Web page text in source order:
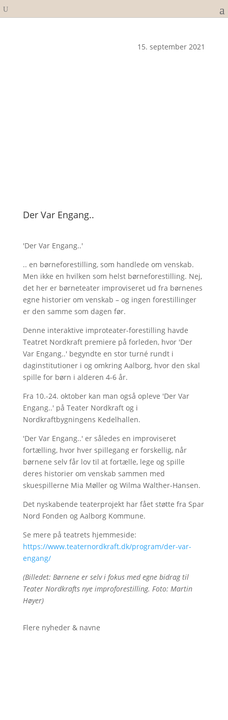
15. september 2021
Der Var Engang..
'Der Var Engang..'
.. en børneforestilling, som handlede om venskab.
Men ikke en hvilken som helst børneforestilling. Nej,
det her er børneteater improviseret ud fra børnenes
egne historier om venskab – og ingen forestillinger
er den samme som dagen før.
Denne interaktive improteater-forestilling havde
Teatret Nordkraft premiere på forleden, hvor 'Der
Var Engang..' begyndte en stor turné rundt i
daginstitutioner i og omkring Aalborg, hvor den skal
spille for børn i alderen 4-6 år.
Fra 10.-24. oktober kan man også opleve 'Der Var
Engang..' på Teater Nordkraft og i
Nordkraftbygningens Kedelhallen.
'Der Var Engang..' er således en improviseret
fortælling, hvor hver spillegang er forskellig, når
børnene selv får lov til at fortælle, lege og spille
deres historier om venskab sammen med
skuespillerne Mia Møller og Wilma Walther-Hansen.
Det nyskabende teaterprojekt har fået støtte fra Spar
Nord Fonden og Aalborg Kommune.
Se mere på teatrets hjemmeside:
https://www.teaternordkraft.dk/program/der-var-
engang/
(Billedet: Børnene er selv i fokus med egne bidrag til
Teater Nordkrafts nye improforestilling. Foto: Martin
Høyer)
Flere nyheder & navne